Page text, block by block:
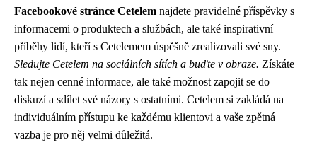
Facebookové stránce Cetelem najdete pravidelné příspěvky s
informacemi o produktech a službách, ale také inspirativní
příběhy lidí, kteří s Cetelemem úspěšně zrealizovali své sny.
Sledujte Cetelem na sociálních sítích a buďte v obraze. Získáte
tak nejen cenné informace, ale také možnost zapojit se do
diskuzí a sdílet své názory s ostatními. Cetelem si zakládá na
individuálním přístupu ke každému klientovi a vaše zpětná
vazba je pro něj velmi důležitá.